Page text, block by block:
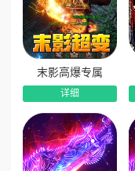
3、在线白嫖神将
料，轻松培养高阶神
4、装备首爆高额
真实充值红包，打宝
具、养成资源持续放送
6、每日登录资源
末影高爆专属
详细